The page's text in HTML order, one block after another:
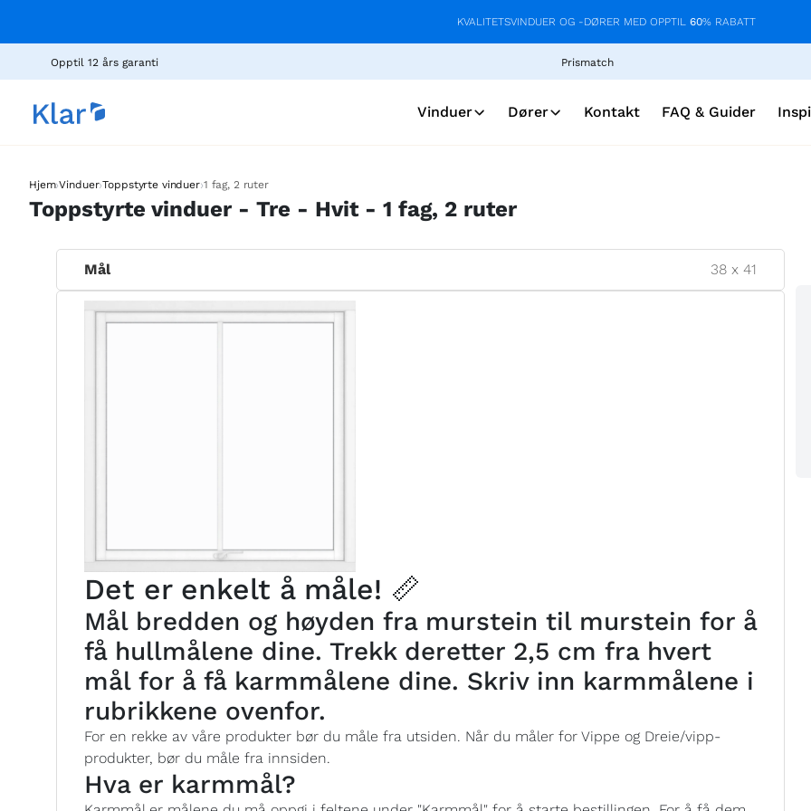
KVALITETSVINDUER OG -DØRER MED OPPTIL 60% RABATT
Opptil 12 års garanti Prismatch
Vinduer Dører Kontakt FAQ & Guider
Hjem›Vinduer›Toppstyrte vinduer›1 fag, 2 ruter
Toppstyrte vinduer - Tre - Hvit - 1 fag, 2 ruter
Mål 38 x41
Det er enkelt å måle! 📏
Mål bredden og høyden fra murstein til murstein for å
få hullmålene dine. Trekk deretter 2,5 cm fra hvert
mål for å få karmmålene dine. Skriv inn karmmålene i
rubrikkene ovenfor.
For en rekke av våre produkter bør du måle fra utsiden. Når du måler for Vippe og Dreie/vipp-
produkter, bør du måle fra innsiden.
Hva er karmmål?